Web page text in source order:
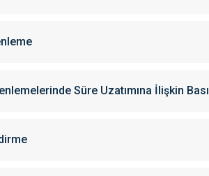
Süre Uzatımına İlişkin